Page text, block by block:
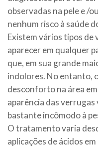
observadas na pele e /
nenhum risco à saúde
Existem vários tipos de
aparecer em qualquer
que, em sua grande
indolores. No entanto,
desconforto na área
aparência das
bastante incômodo à
O tratamento varia
aplicações de ácidos